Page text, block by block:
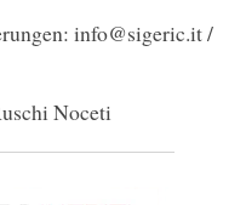
info@sigeric.it /
Noceti